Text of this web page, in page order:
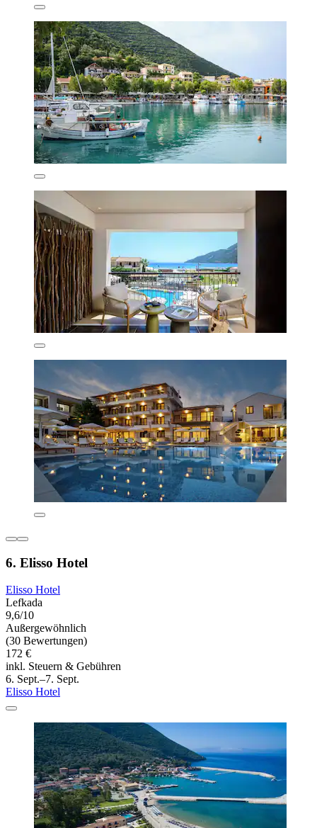
6. Elisso Hotel
Elisso Hotel
Lefkada
9,6/10
Außergewöhnlich
(30 Bewertungen)
172 €
inkl. Steuern & Gebühren
6. Sept.–7. Sept.
Elisso Hotel